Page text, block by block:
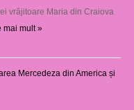
vrăjitoare Maria din Craiova
mai mult »
Mercedeza din America și